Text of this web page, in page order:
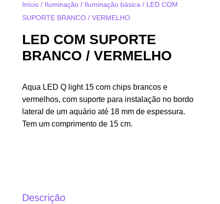
Início/ Iluminação/ Iluminação básica / LED COM
SUPORTE BRANCO / VERMELHO
LED COM SUPORTE
BRANCO / VERMELHO
Aqua LED Q light 15 com chips brancos e
vermelhos, com suporte para instalação no bordo
lateral de um aquário até 18 mm de espessura.
Tem um comprimento de 15 cm.
Descrição